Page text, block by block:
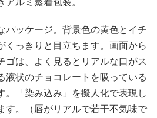
パッケージ。背景色の黄色とイチ
くっきりと目立ちます。画面から
ゴは、よく見るとリアルな口がス
液状のチョコレートを吸っている
。「染み込み」を擬人化で表現し
す。（唇がリアルで若干不気味で